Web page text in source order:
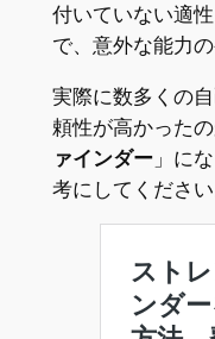
付いていない適
で、意外な能力
実際に数多くの
頼性が高かった
ァインダー」に
考にしてください